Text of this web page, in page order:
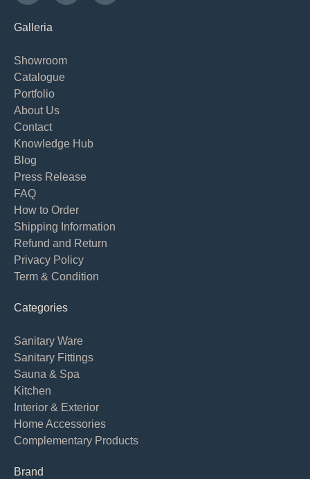
Galleria
Showroom
Catalogue
Portfolio
About Us
Contact
Knowledge Hub
Blog
Press Release
FAQ
How to Order
Shipping Information
Refund and Return
Privacy Policy
Term & Condition
Categories
Sanitary Ware
Sanitary Fittings
Sauna & Spa
Kitchen
Interior & Exterior
Home Accessories
Complementary Products
Brand